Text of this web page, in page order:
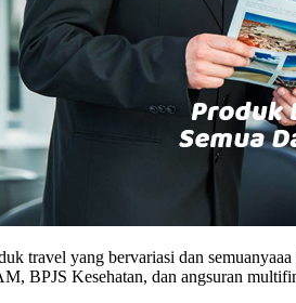
travel yang bervariasi dan
BPJS Kesehatan, dan angsuran